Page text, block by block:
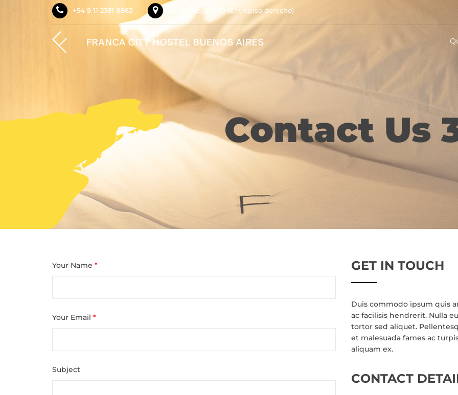
+54 9 11 2391-9862 Av. de Mayo 1410 (Entrepiso derecho)
Contact Us
Your Name *
Your Email *
Subject
GET IN TOUCH
Duis commodo ipsum quis
ac facilisis hendrerit. Nulla
tortor sed aliquet.
et malesuada fames ac
aliquam ex.
CONTACT